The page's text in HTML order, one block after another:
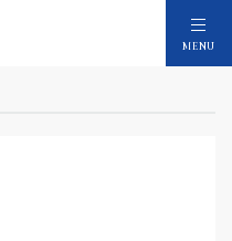
MENU
分の加味は10年間